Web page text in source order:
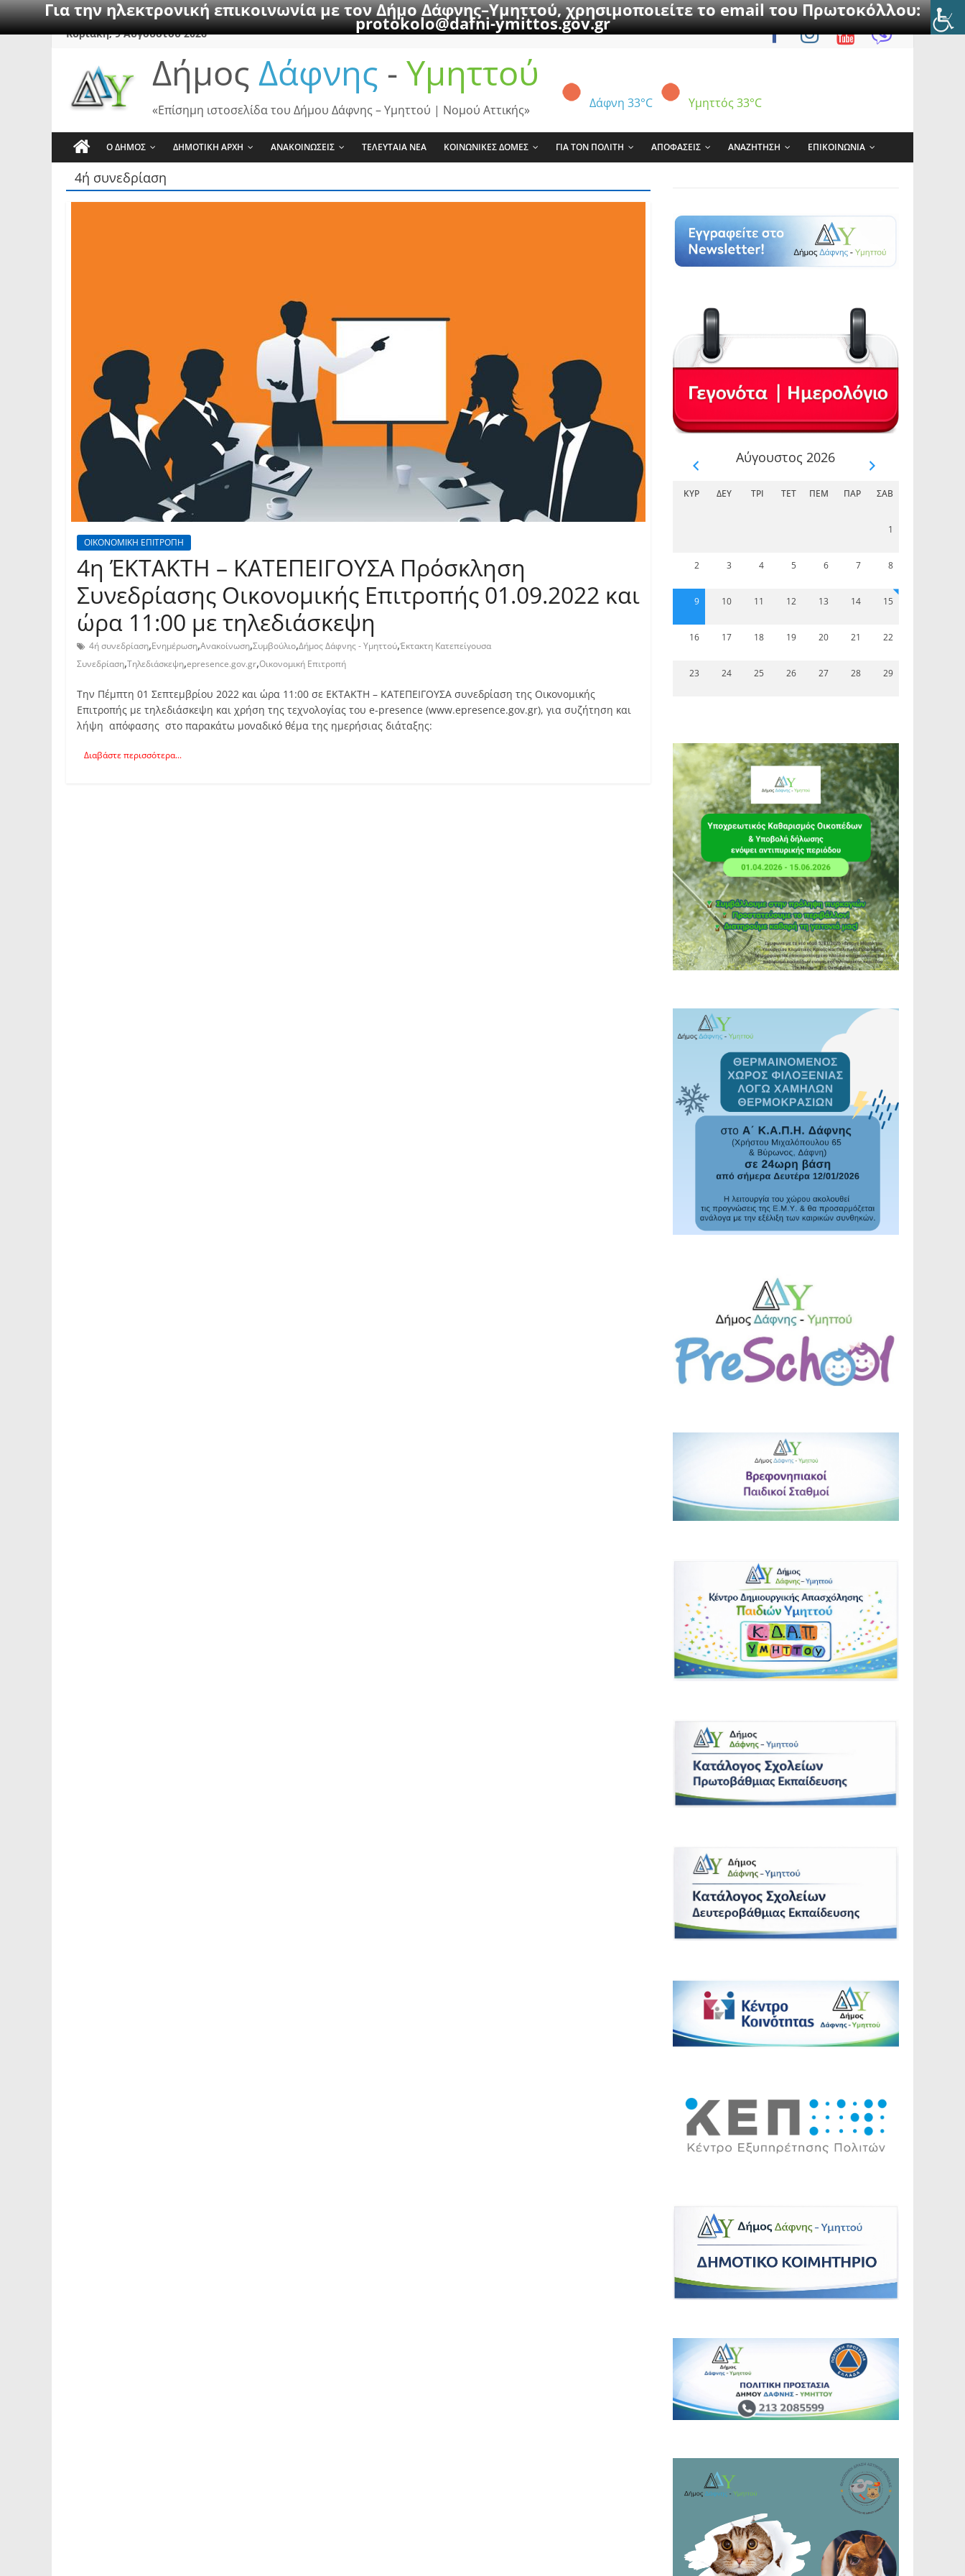
Για την ηλεκτρονική επικοινωνία με τον Δήμο Δάφνης–Υμηττού, χρησιμοποιείτε το email του Πρωτοκόλλου:
protokolo@dafni-ymittos.gov.gr
SkipΚυριακή, 9 Αυγούστου 2026
Δήμος Δάφνης - Υμηττού
Δάφνη 33°C Υμηττός 33°C
«Επίσημη ιστοσελίδα του Δήμου Δάφνης – Υμηττού | Νομού Αττικής»
Ο ΔΗΜΟΣ ΔΗΜΟΤΙΚΗ ΑΡΧΗ ΑΝΑΚΟΙΝΩΣΕΙΣ ΤΕΛΕΥΤΑΙΑ ΝΕΑ ΚΟΙΝΩΝΙΚΕΣ ΔΟΜΕΣ ΓΙΑ ΤΟΝ ΠΟΛΙΤΗ ΑΠΟΦΑΣΕΙΣ ΑΝΑΖΗΤΗΣΗ ΕΠΙΚΟΙΝΩΝΙΑ
4ή συνεδρίαση
ΟΙΚΟΝΟΜΙΚΗ ΕΠΙΤΡΟΠΗ
4η ΈΚΤΑΚΤΗ – ΚΑΤΕΠΕΙΓΟΥΣΑ Πρόσκληση
Συνεδρίασης Οικονομικής Επιτροπής 01.09.2022 και
ώρα 11:00 με τηλεδιάσκεψη
4ή συνεδρίαση,Ενημέρωση,Ανακοίνωση,Συμβούλιο,Δήμος Δάφνης - Υμηττού,Έκτακτη Κατεπείγουσα
Συνεδρίαση,Τηλεδιάσκεψη,epresence.gov.gr,Οικονομική Επιτροπή
Την Πέμπτη 01 Σεπτεμβρίου 2022 και ώρα 11:00 σε ΕΚΤΑΚΤΗ – ΚΑΤΕΠΕΙΓΟΥΣΑ συνεδρίαση της Οικονομικής
Επιτροπής με τηλεδιάσκεψη και χρήση της τεχνολογίας του e-presence (www.epresence.gov.gr), για συζήτηση και
λήψη απόφασης στο παρακάτω μοναδικό θέμα της ημερήσιας διάταξης:
Διαβάστε περισσότερα...
Αύγουστος 2026
ΚΥΡ ΔΕΥ ΤΡΊ ΤΕΤ ΠΈΜ ΠΑΡ ΣΆΒ
1
2 3 4 5 6 7 8
9 10 11 12 13 14 15
16 17 18 19 20 21 22
23 24 25 26 27 28 29